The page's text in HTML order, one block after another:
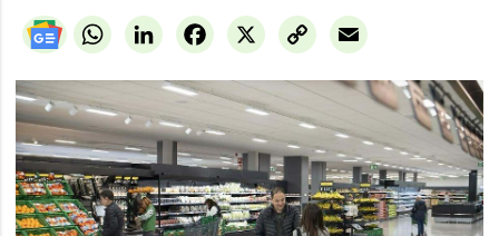
WhatsAppLinkedIn X
Facebook
Copy
Link
Email